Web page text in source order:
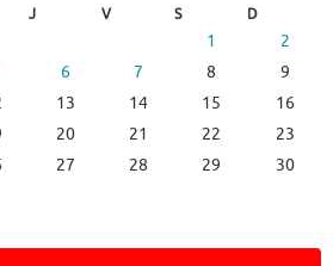
J V S D
1
2
6 7 8
9
13 14 15
16
20 21 22
23
27 28 29
30